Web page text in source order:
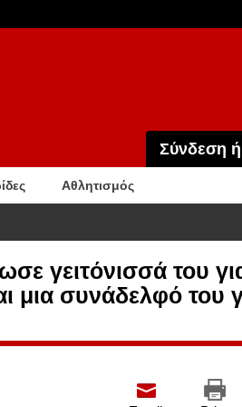
Σύνδεση
Αθλητισμός
γειτόνισσά του
μια συνάδελφό του